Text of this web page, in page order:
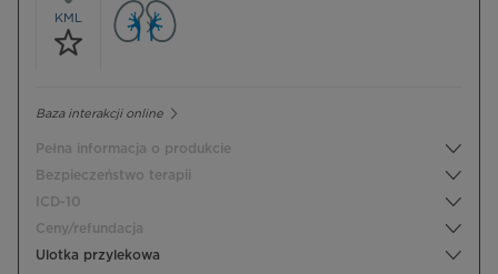
KML
Baza interakcji online
Pełna informacja o produkcie
Bezpieczeństwo terapii
ICD-10
Ceny/refundacja
Ulotka przylekowa